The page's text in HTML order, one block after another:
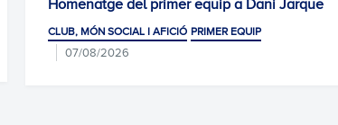
Homenatge del primer equip a Dani Jarque
CLUB, MÓN SOCIAL I AFICIÓ PRIMER EQUIP
07/08/2026